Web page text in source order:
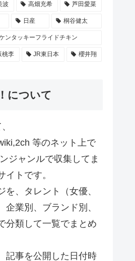
波 高畑充希 芦田愛菜
日産 桐谷健太
ンタッキーフライドチキン
桃李 JR東日本 櫻井翔
について
等のネット上で
ジャンルで収集してま
イトです。
を、タレント（女優、
企業別、ブランド別、
分類して一覧でまとめ
記事を公開した日付時